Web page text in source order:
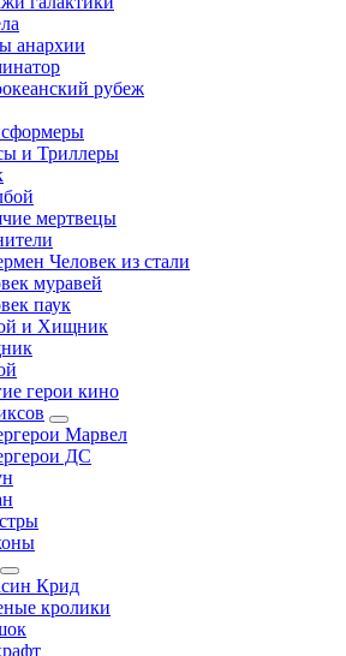
анархии
рубеж
и Триллеры
мертвецы
Человек из стали
муравей
паук
и Хищник
герои кино
Марвел
ДС
Крид
кролики